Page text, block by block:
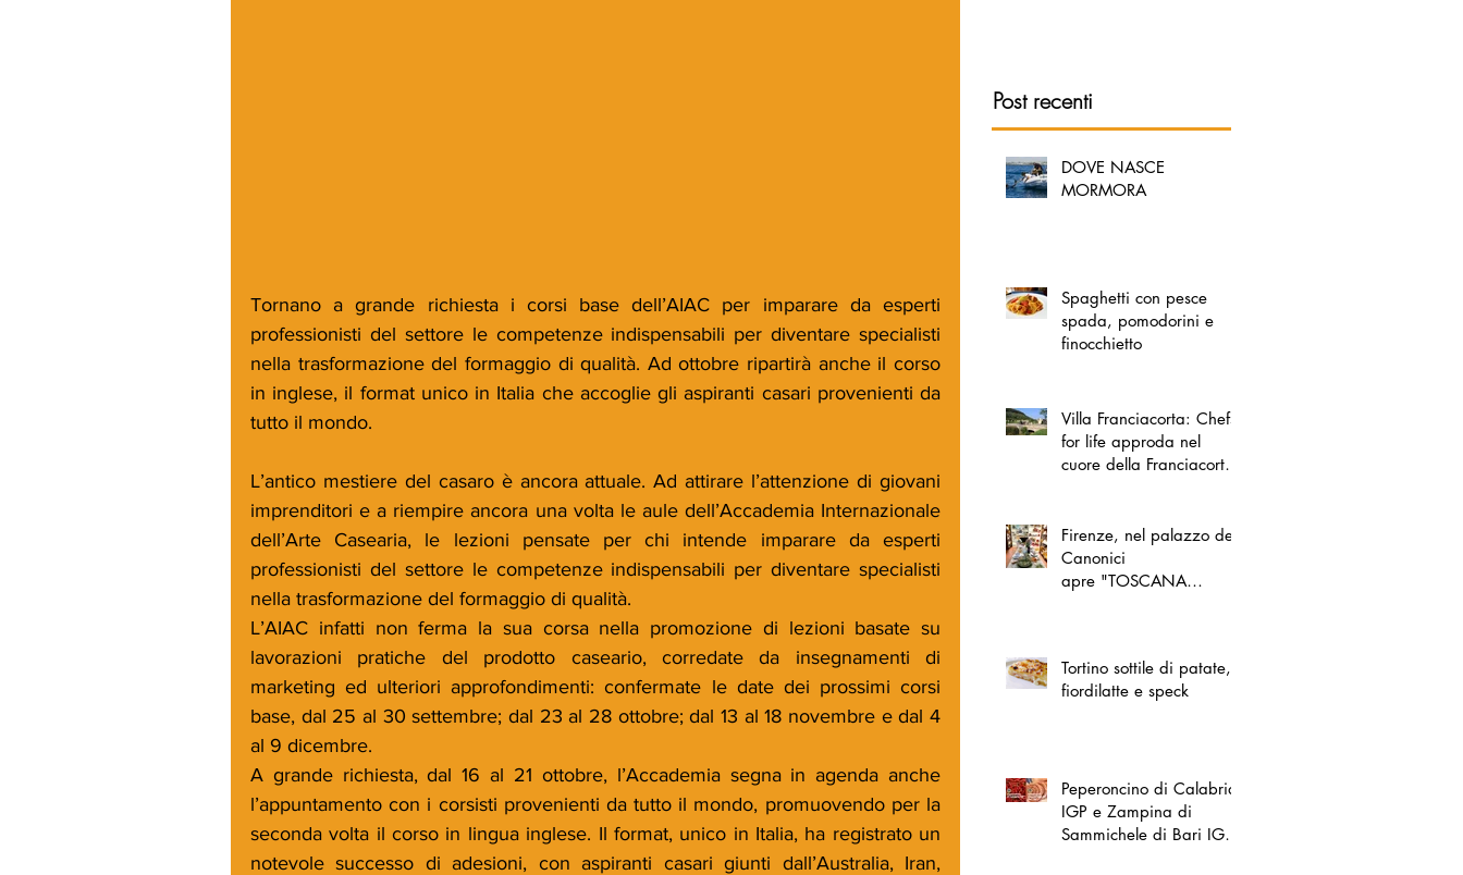
Tornano a grande richiesta i corsi base dell’AIAC per imparare da esperti
professionisti del settore le competenze indispensabili per diventare specialisti
nella trasformazione del formaggio di qualità. Ad ottobre ripartirà anche il corso
in inglese, il format unico in Italia che accoglie gli aspiranti casari provenienti da
tutto il mondo.
L’antico mestiere del casaro è ancora attuale. Ad attirare l’attenzione di giovani
imprenditori e a riempire ancora una volta le aule dell’Accademia Internazionale
dell’Arte Casearia, le lezioni pensate per chi intende imparare da esperti
professionisti del settore le competenze indispensabili per diventare specialisti
nella trasformazione del formaggio di qualità.
L’AIAC infatti non ferma la sua corsa nella promozione di lezioni basate su
lavorazioni pratiche del prodotto caseario, corredate da insegnamenti di
marketing ed ulteriori approfondimenti: confermate le date dei prossimi corsi
base, dal 25 al 30 settembre; dal 23 al 28 ottobre; dal 13 al 18 novembre e dal 4
al 9 dicembre.
A grande richiesta, dal 16 al 21 ottobre, l’Accademia segna in agenda anche
l’appuntamento con i corsisti provenienti da tutto il mondo, promuovendo per la
seconda volta il corso in lingua inglese. Il format, unico in Italia, ha registrato un
notevole successo di adesioni, con aspiranti casari giunti dall’Australia, Iran,
Post recenti
DOVE NASCE
MORMORA
Spaghetti con pesce
spada, pomodorini e
finocchietto
Villa Franciacorta: Chefs
for life approda nel
cuore della Franciacorta,
Firenze, nel palazzo dei
Canonici
apre "TOSCANA
Tortino sottile di patate,
fiordilatte e speck
Peperoncino di Calabria
IGP e Zampina di
Sammichele di Bari IGP